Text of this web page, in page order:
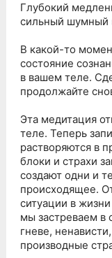
Глубокий
сильный шумный
В какой-то
состояние
в вашем теле.
продолжайте
Эта медитация
теле. Теперь
растворяются в
блоки и страхи
создают одни и
происходящее.
ситуации в
мы застреваем в
гневе,
производные